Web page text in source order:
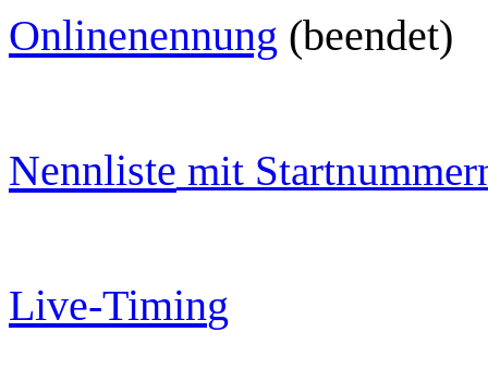
Onlinenennung (beendet)
Nennliste mit
Live-Timing